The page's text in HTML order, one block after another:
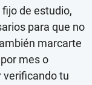
de estudio,
para que no
marcarte
mes o
verificando tu